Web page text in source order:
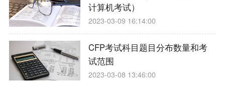
计算机考试）
2023-03-09 16:14:00
CFP考试科目题目分布数量和考
试范围
2023-03-08 13:46:00